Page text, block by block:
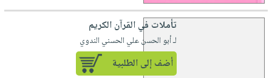
تأملات في القرآن الكريم
لـ أبو الحسن علي الحسني الندوي
أضف إلى الطلبية